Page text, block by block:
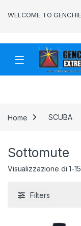
WELCOME TO
Home SCUBA
Sottomute
Visualizzazione di 1-
Filters